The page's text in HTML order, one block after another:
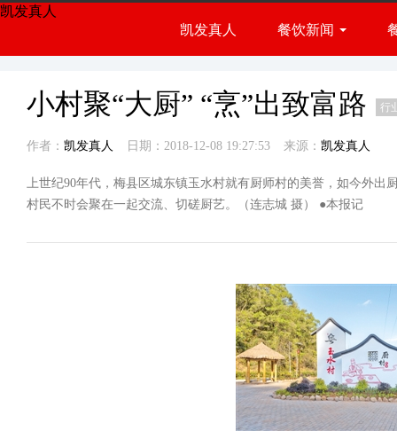
凯发真人
凯发真人
餐饮新闻
行业资讯
小村聚“大厨” “烹”出致富路 行
作者： 凯发真人 日期：2018-12-08 19:27:53 来源： 凯发真人
上世纪90年代，梅县区城东镇玉水村就有厨师村的美誉，如今外出
村民不时会聚在一起交流、切磋厨艺。（连志城 摄） ●本报记